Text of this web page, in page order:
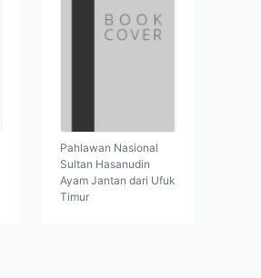
Pahlawan Nasional
Sultan Hasanudin
Ayam Jantan dari Ufuk
Timur